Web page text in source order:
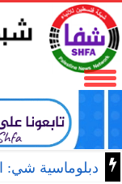
دبلوماسية شي: